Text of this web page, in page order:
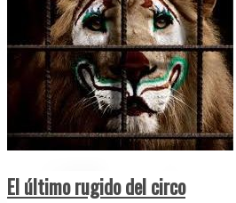
El último rugido del circo